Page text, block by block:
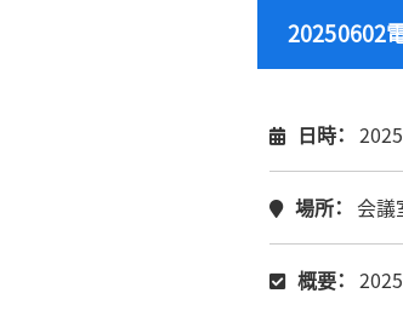
20250602
日時：
場所： 会議
概要：